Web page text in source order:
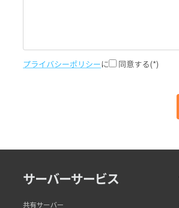
プライバシーポリシーに 同意する(*)
サーバーサービス
共有サーバー